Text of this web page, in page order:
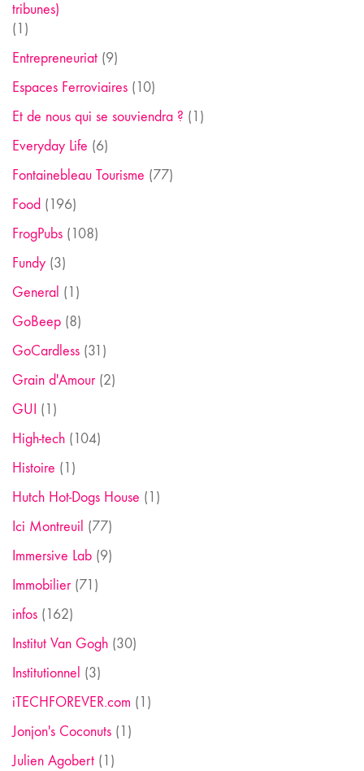
tribunes)
(1)
Entrepreneuriat (9)
Espaces Ferroviaires (10)
Et de nous qui se souviendra ? (1)
Everyday Life (6)
Fontainebleau Tourisme (77)
Food (196)
FrogPubs (108)
Fundy (3)
General (1)
GoBeep (8)
GoCardless (31)
Grain d'Amour(2)
GUI (1)
High-tech (104)
Histoire (1)
Hutch Hot-Dogs House (1)
Ici Montreuil (77)
Immersive Lab (9)
Immobilier(71)
infos (162)
Institut Van Gogh (30)
Institutionnel (3)
iTECHFOREVER.com (1)
Jonjon's Coconuts (1)
Julien Agobert (1)